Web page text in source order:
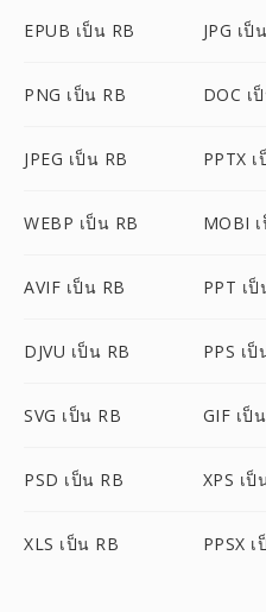
EPUB เป็น RB JPG เป็
PNG เป็น RB DOC เ
JPEG เป็น RB PPTX
WEBP เป็น RB MOBI
AVIF เป็น RB PPT เป็
DJVU เป็น RB PPS เป็
SVG เป็น RB GIF เป็
PSD เป็น RB XPS เป็
XLS เป็น RB PPSX